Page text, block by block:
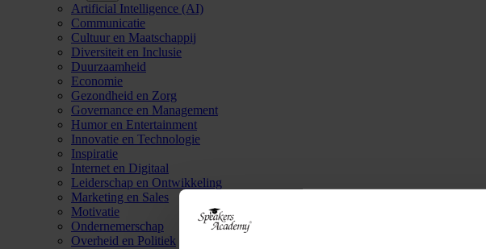
Artificial Intelligence (AI)
Communicatie
Cultuur en Maatschappij
Diversiteit en Inclusie
Duurzaamheid
Economie
Gezondheid en Zorg
Governance en Management
Humor en Entertainment
Innovatie en Technologie
Inspiratie
Internet en Digitaal
Leiderschap en Ontwikkeling
Marketing en Sales
Motivatie
Ondernemerschap
Overheid en Politiek